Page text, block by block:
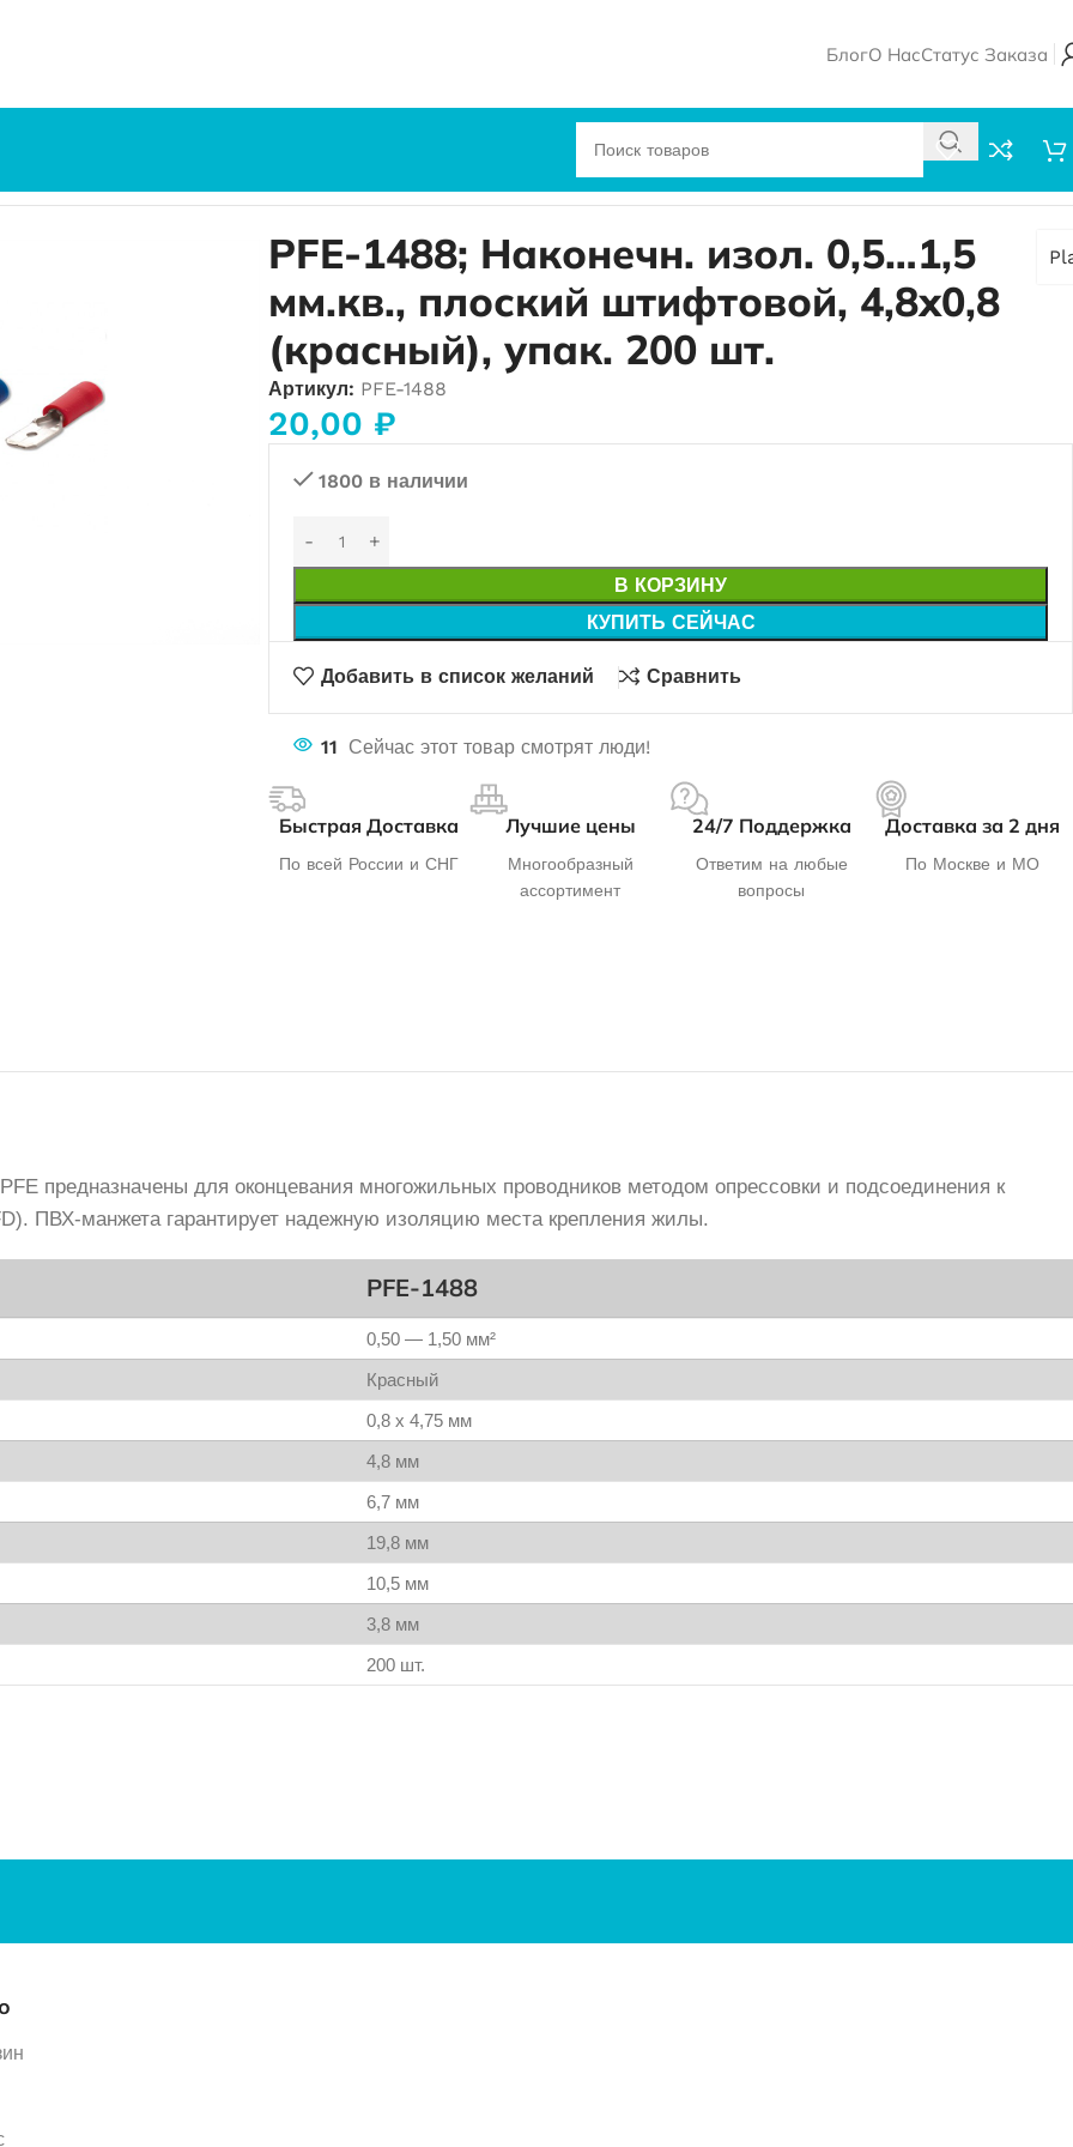
БлогО НасСтатус Заказа
PFE-1488; Наконечн. изол. 0,5…1,5 мм.кв., плоский штифтовой, 4,8х0,8 (красный), упак. 200 шт.
PFE-1488; Наконечн. изол. 0,5…1,5
мм.кв., плоский штифтовой, 4,8х0,8
(красный), упак. 200 шт.
Артикул: PFE-1488
20,00 ₽
1800 в наличии
В КОРЗИНУ
КУПИТЬ СЕЙЧАС
Добавить в список желаний Сравнить
11 Сейчас этот товар смотрят люди!
Быстрая Доставка
По всей России и СНГ
Лучшие цены
Многообразный
ассортимент
24/7 Поддержка
Ответим на любые
вопросы
Доставка за 2 дня
По Москве и МО
предназначены для оконцевания многожильных проводников методом опрессовки и подсоединения к
ПВХ-манжета гарантирует надежную изоляцию места крепления жилы.
PFE-1488
0,50 — 1,50 мм²
Красный
0,8 x 4,75 мм
4,8 мм
6,7 мм
19,8 мм
10,5 мм
3,8 мм
200 шт.